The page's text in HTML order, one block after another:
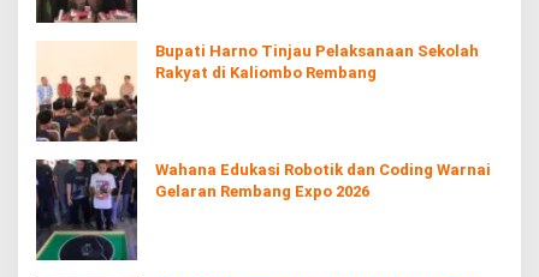
Bupati Harno Tinjau Pelaksanaan Sekolah
Rakyat di Kaliombo Rembang
Wahana Edukasi Robotik dan Coding Warnai
Gelaran Rembang Expo 2026